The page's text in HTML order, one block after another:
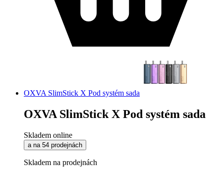
OXVA SlimStick X Pod systém sada
OXVA SlimStick X Pod systém sada
Skladem online
a na 54 prodejnách
Skladem na prodejnách